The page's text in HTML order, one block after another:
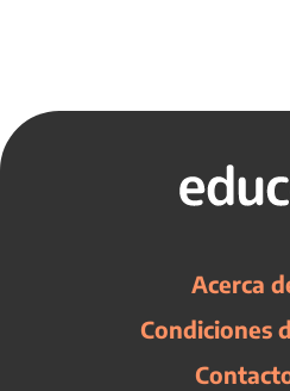
Acerca
Condiciones